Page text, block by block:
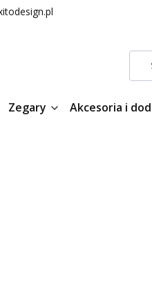
Zegary Akcesoria i